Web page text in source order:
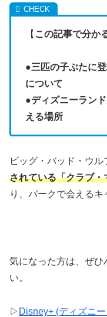
【 この記事で分か
●三匹の子ぶたに
について
●ディズニーラン
える場所
ビッグ・バッド・ウル
されている「クラブ
り、パークで会えるキ
気になった方は、ぜひ
い。
▷ Disney+ (ディズニ